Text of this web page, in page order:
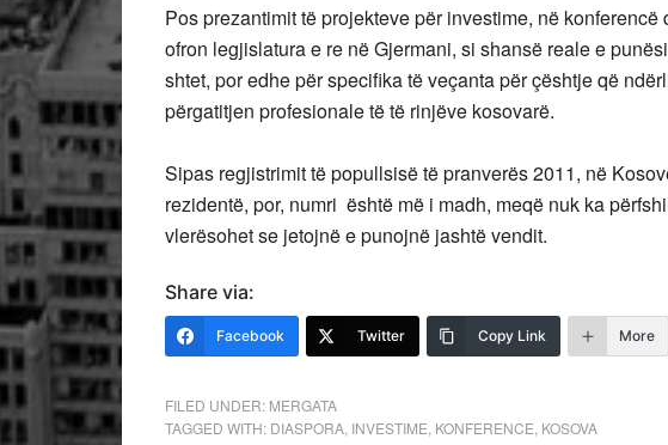
Pos prezantimit të projekteve për investime, në
ofron legjislatura e re në Gjermani, si shansë reale e
shtet, por edhe për specifika të veçanta për çështje që
përgatitjen profesionale të të rinjëve kosovarë.
Sipas regjistrimit të popullsisë të pranverës 2011, në
rezidentë, por, numri është më i madh, meqë nuk ka
vlerësohet se jetojnë e punojnë jashtë vendit.
Share via:
Facebook Twitter Copy Link More
FILED UNDER: MERGATA
TAGGED WITH: DIASPORA INVESTIME KONFERENCE KOSOVA